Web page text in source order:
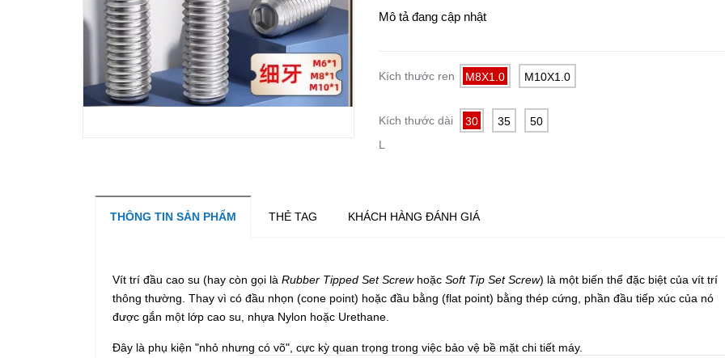
Mô tả đang cập nhật
Kích thước ren M8X1.0 M10X1.0
Kích thước dài
L
30 35 50
THÔNG TIN SẢN PHẨM THẺ TAG KHÁCH HÀNG ĐÁNH GIÁ
Vít trí đầu cao su (hay còn gọi là Rubber Tipped Set Screwhoặc Soft Tip Set Screw) là một biến thể đặc biệt của vít trí
thông thường. Thay vì có đầu nhọn (cone point) hoặc đầu bằng (flat point) bằng thép cứng, phần đầu tiếp xúc của nó
được gắn một lớp cao su nhựa Nylon hoặc Urethane
Đây là phụ kiện "nhỏ nhưng có võ", cực kỳ quan trọng trong việc bảo vệ bề mặt chi tiết máy.